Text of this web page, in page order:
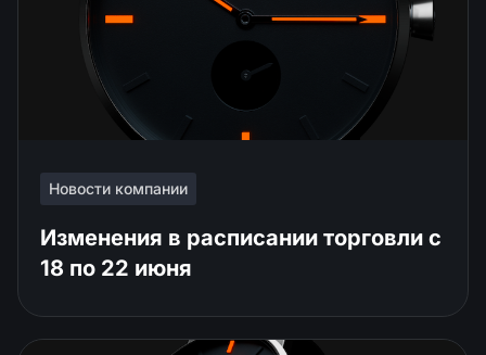
Новости компании
Изменения в расписании торговли c
18 по 22 июня